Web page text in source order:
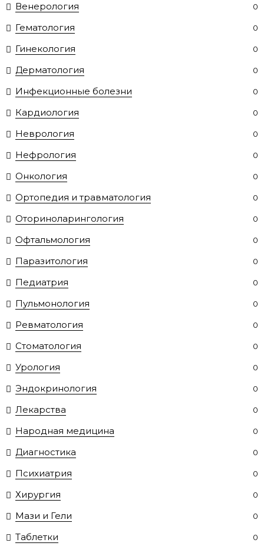
Венерология 0
Гематология 0
Гинекология 0
Дерматология 0
Инфекционные болезни 0
Кардиология 0
Неврология 0
Нефрология 0
Онкология 0
Ортопедия и травматология 0
Оториноларингология 0
Офтальмология 0
Паразитология 0
Педиатрия 0
Пульмонология 0
Ревматология 0
Стоматология 0
Урология 0
Эндокринология 0
Лекарства 0
Народная медицина 0
Диагностика 0
Психиатрия 0
Хирургия 0
Мази и Гели 0
Таблетки 0